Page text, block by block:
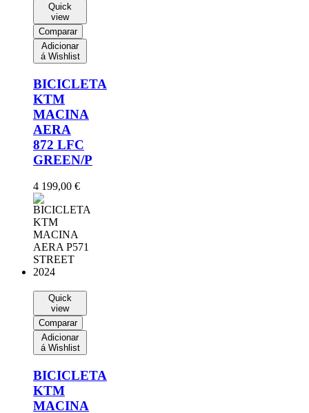
Quick
view
Comparar
Adicionar
á Wishlist
BICICLETA
KTM
MACINA
AERA
872 LFC
GREEN/P
4 199,00 €
Quick
view
Comparar
Adicionar
á Wishlist
BICICLETA
KTM
MACINA